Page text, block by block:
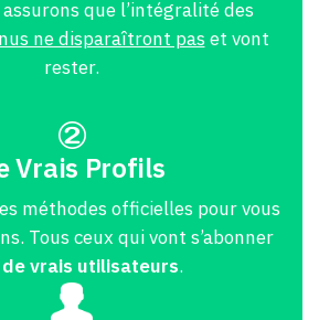
que l’intégralité des
ne disparaîtront paset vont
rester.
Vrais Profils
méthodes officielles pour vous
Tous ceux qui vont s’abonner
de vrais utilisateurs.